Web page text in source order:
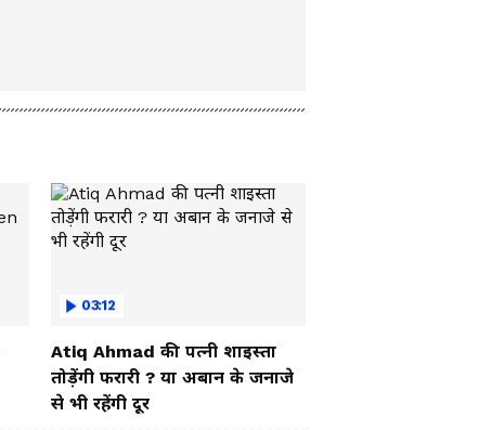
03:12
Atiq Ahmad की पत्नी शाइस्ता
तोड़ेंगी फरारी ? या अबान के जनाजे
से भी रहेंगी दूर